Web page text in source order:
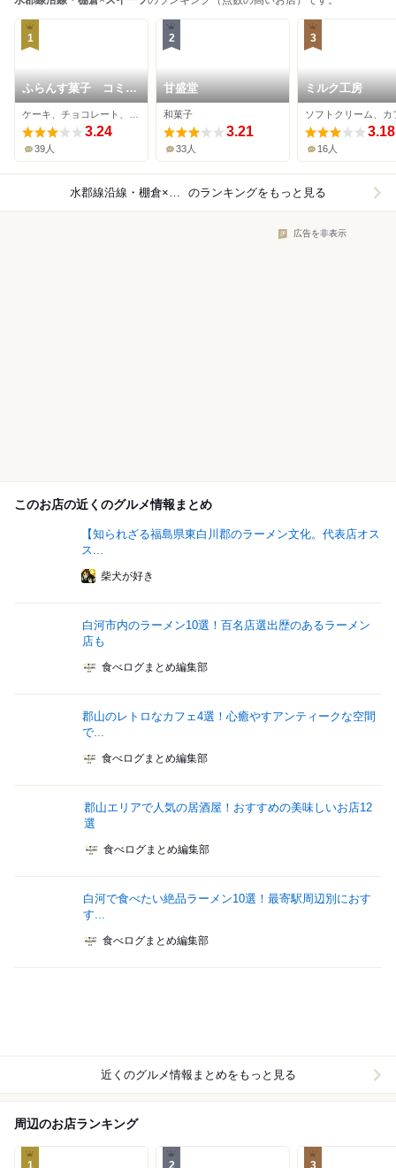
1
ふらんす菓子 コミネ
ヤ
3.24
39人
2
甘盛堂
和菓子
3.21
33人
3
ミルク工房
ソフトクリーム、カ
3.18
16人
水郡線沿線・棚倉×スイーツ のランキングをもっと見る
広告を非表示
このお店の近くのグルメ情報まとめ
【知られざる福島県東白川郡のラーメン文化。代表店オス
ス...
柴犬が好き
白河市内のラーメン10選！百名店選出歴のあるラーメン
店も
食べログまとめ編集部
郡山のレトロなカフェ4選！心癒やすアンティークな空間
で...
食べログまとめ編集部
郡山エリアで人気の居酒屋！おすすめの美味しいお店12
選
食べログまとめ編集部
白河で食べたい絶品ラーメン10選！最寄駅周辺別におす
す...
食べログまとめ編集部
近くのグルメ情報まとめをもっと見る
周辺のお店ランキング